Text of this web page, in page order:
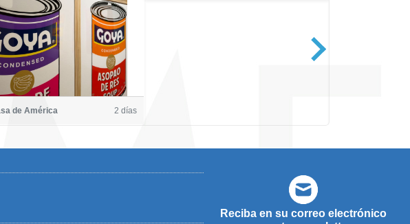
de América 2 días
Reciba en su correo electrónico